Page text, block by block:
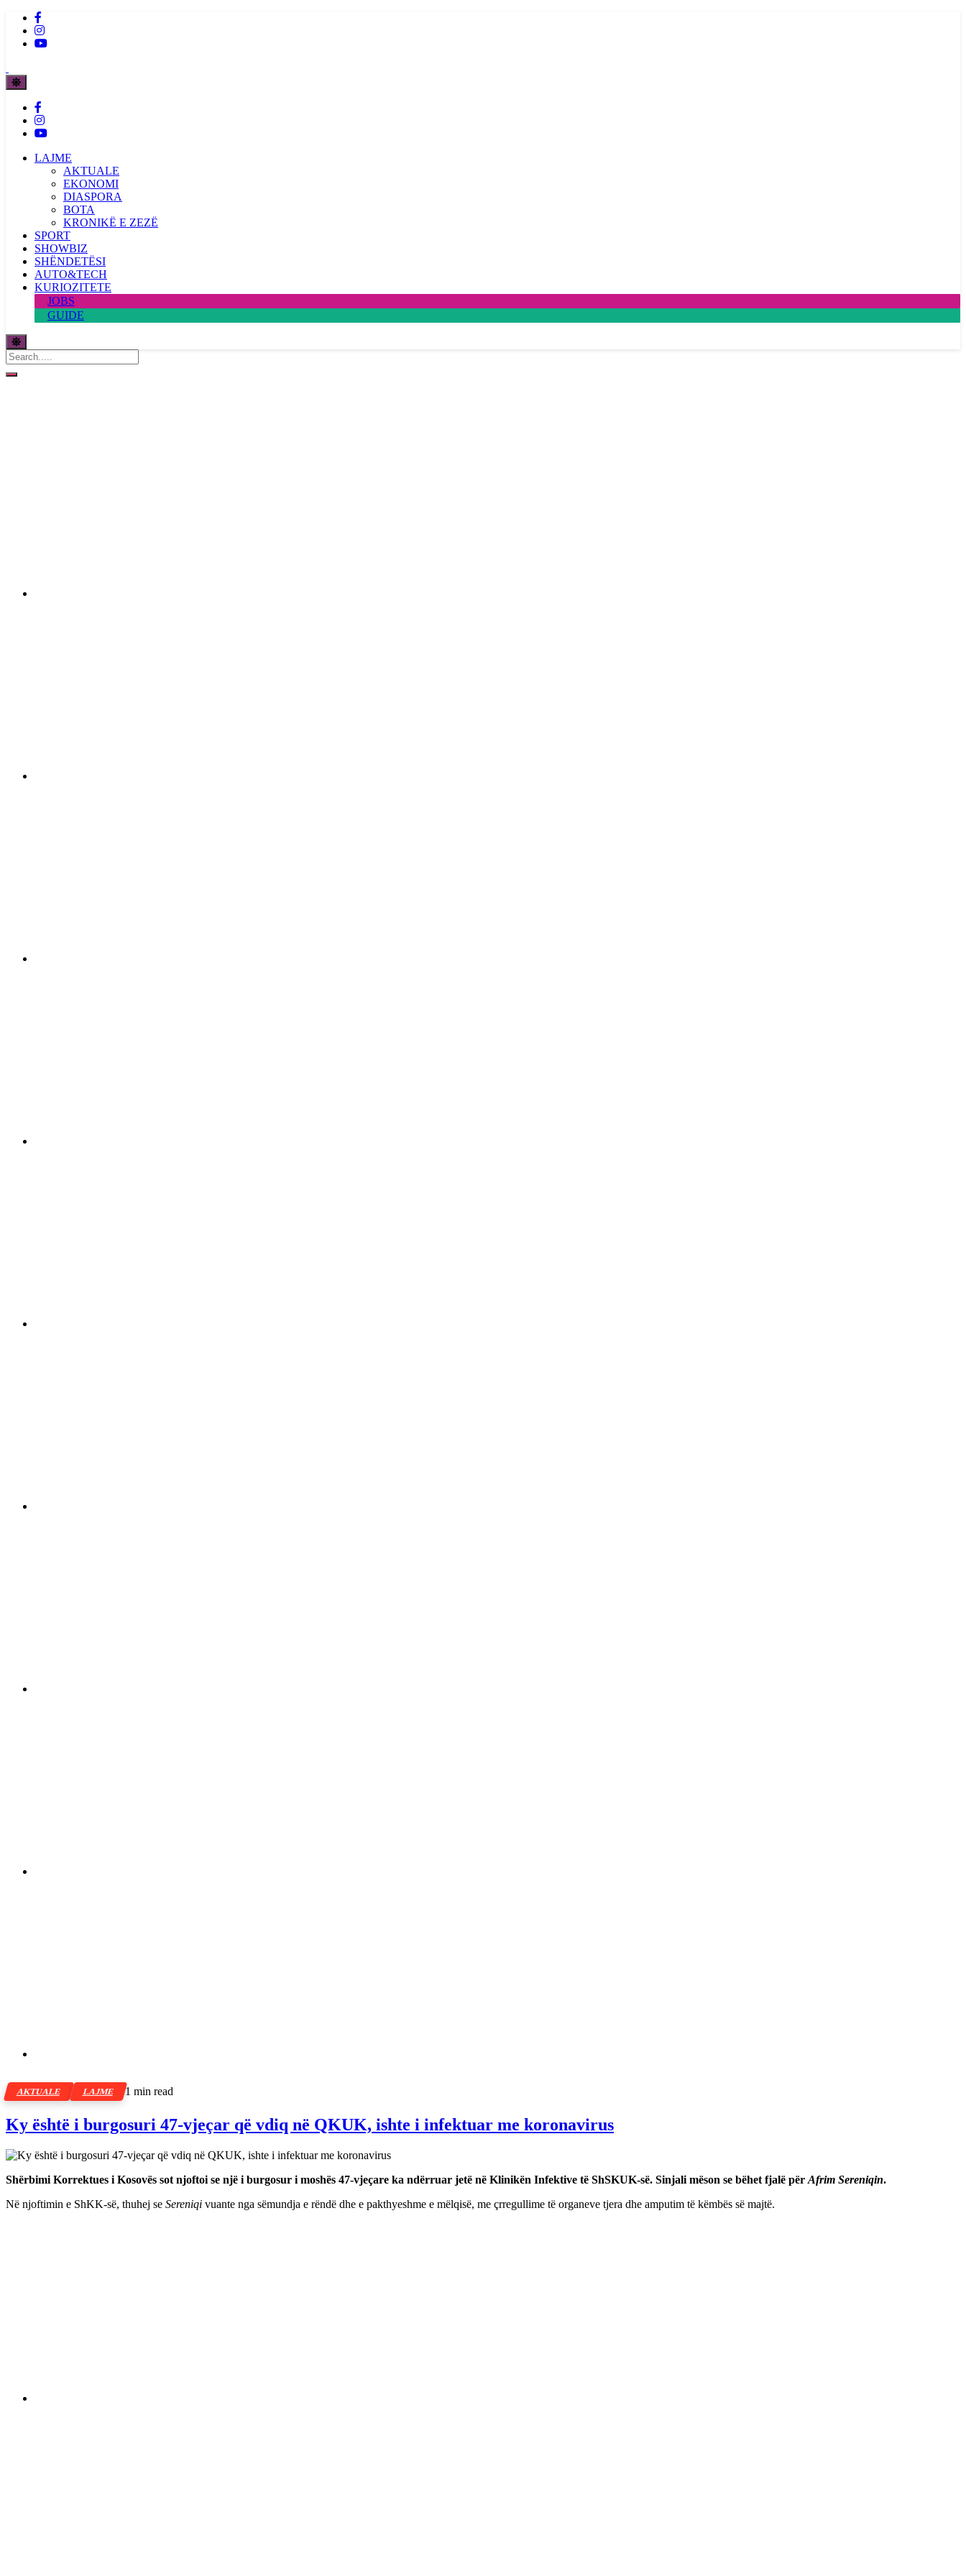
LAJME
AKTUALE
EKONOMI
DIASPORA
BOTA
KRONIKË E ZEZË
SPORT
SHOWBIZ
SHËNDETËSI
AUTO&TECH
KURIOZITETE
JOBS
GUIDE
AKTUALE LAJME 1 min read
Ky është i burgosuri 47-vjeçar që vdiq në QKUK, ishte i infektuar me koronavirus
Shërbimi Korrektues i Kosovës sot njoftoi se një i burgosur i moshës 47-vjeçare ka ndërruar jetë në Klinikën Infektive të ShSKUK-së. Sinjali mëson se bëhet fjalë për Afrim Sereniqin.
Në njoftimin e ShKK-së, thuhej se Sereniqi vuante nga sëmundja e rëndë dhe e pakthyeshme e mëlqisë, me çrregullime të organeve tjera dhe amputim të këmbës së majtë.